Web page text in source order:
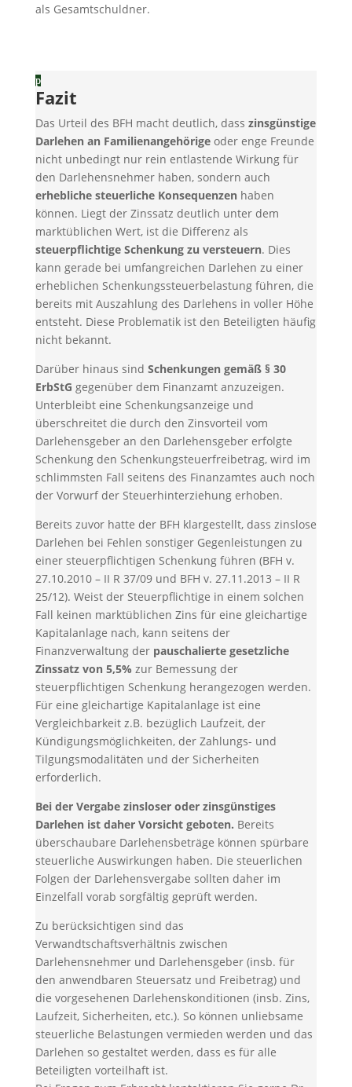
als Gesamtschuldner.
Fazit
Das Urteil des BFH macht deutlich, dass zinsgünstige
Darlehen an Familienangehörigeoder enge Freunde
nicht unbedingt nur rein entlastende Wirkung für
den Darlehensnehmer haben, sondern auch
erhebliche steuerliche Konsequenzen haben
können. Liegt der Zinssatz deutlich unter dem
marktüblichen Wert, ist die Differenz als
steuerpflichtige Schenkung zu versteuern. Dies
kann gerade bei umfangreichen Darlehen zu einer
erheblichen Schenkungssteuerbelastung führen, die
bereits mit Auszahlung des Darlehens in voller Höhe
entsteht. Diese Problematik ist den Beteiligten häufig
nicht bekannt.
Darüber hinaus sind Schenkungen gemäß § 30
ErbStG gegenüber dem Finanzamt anzuzeigen.
Unterbleibt eine Schenkungsanzeige und
überschreitet die durch den Zinsvorteil vom
Darlehensgeber an den Darlehensgeber erfolgte
Schenkung den Schenkungsteuerfreibetrag, wird im
schlimmsten Fall seitens des Finanzamtes auch noch
der Vorwurf der Steuerhinterziehung erhoben.
Bereits zuvor hatte der BFH klargestellt, dass zinslose
Darlehen bei Fehlen sonstiger Gegenleistungen zu
einer steuerpflichtigen Schenkung führen (BFH v.
27.10.2010 – II R 37/09 und BFH v. 27.11.2013 – II R
25/12). Weist der Steuerpflichtige in einem solchen
Fall keinen marktüblichen Zins für eine gleichartige
Kapitalanlage nach, kann seitens der
Finanzverwaltung der pauschalierte gesetzliche
Zinssatz von 5,5% zur Bemessung der
steuerpflichtigen Schenkung herangezogen werden.
Für eine gleichartige Kapitalanlage ist eine
Vergleichbarkeit z.B. bezüglich Laufzeit, der
Kündigungsmöglichkeiten, der Zahlungs- und
Tilgungsmodalitäten und der Sicherheiten
erforderlich.
Bei der Vergabe zinsloser oder zinsgünstiges
Darlehen ist daher Vorsicht geboten. Bereits
überschaubare Darlehensbeträge können spürbare
steuerliche Auswirkungen haben. Die steuerlichen
Folgen der Darlehensvergabe sollten daher im
Einzelfall vorab sorgfältig geprüft werden.
Zu berücksichtigen sind das
Verwandtschaftsverhältnis zwischen
Darlehensnehmer und Darlehensgeber (insb. für
den anwendbaren Steuersatz und Freibetrag) und
die vorgesehenen Darlehenskonditionen (insb. Zins,
Laufzeit, Sicherheiten, etc.). So können unliebsame
steuerliche Belastungen vermieden werden und das
Darlehen so gestaltet werden, dass es für alle
Beteiligten vorteilhaft ist.